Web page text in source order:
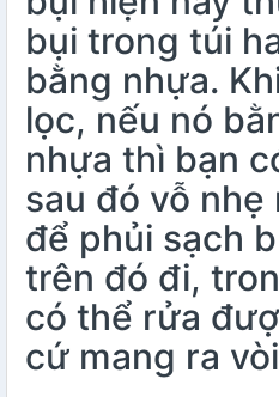
bụi trong túi
bằng nhựa.
lọc, nếu nó
nhựa thì bạn
sau đó vỗ
để phủi sạch
trên đó đi,
có thể rửa
cứ mang ra